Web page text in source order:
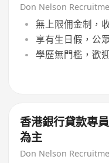
Don Nelson
無上限佣金制，
享有生日假，公
學歷無門檻，歡
香港銀行貸款專
為主
Don Nelson